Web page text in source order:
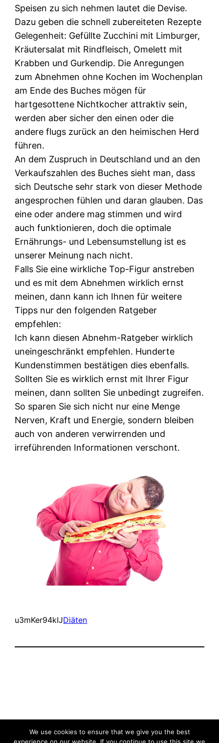
Speisen zu sich nehmen lautet die Devise.
Dazu geben die schnell zubereiteten Rezepte
Gelegenheit: Gefüllte Zucchini mit Limburger,
Kräutersalat mit Rindfleisch, Omelett mit
Krabben und Gurkendip. Die Anregungen
zum Abnehmen ohne Kochen im Wochenplan
am Ende des Buches mögen für
hartgesottene Nichtkocher attraktiv sein,
werden aber sicher den einen oder die
andere flugs zurück an den heimischen Herd
führen.
An dem Zuspruch in Deutschland und an den
Verkaufszahlen des Buches sieht man, dass
sich Deutsche sehr stark von dieser Methode
angesprochen fühlen und daran glauben. Das
eine oder andere mag stimmen und wird
auch funktionieren, doch die optimale
Ernährungs- und Lebensumstellung ist es
unserer Meinung nach nicht.
Falls Sie eine wirkliche Top-Figur anstreben
und es mit dem Abnehmen wirklich ernst
meinen, dann kann ich Ihnen für weitere
Tipps nur den folgenden Ratgeber
empfehlen:
Ich kann diesen Abnehm-Ratgeber wirklich
uneingeschränkt empfehlen. Hunderte
Kundenstimmen bestätigen dies ebenfalls.
Sollten Sie es wirklich ernst mit Ihrer Figur
meinen, dann sollten Sie unbedingt zugreifen.
So sparen Sie sich nicht nur eine Menge
Nerven, Kraft und Energie, sondern bleiben
auch von anderen verwirrenden und
irreführenden Informationen verschont.
u3mKer94kIJDiäten
Wie soll ich Stolz präsentiert vonWordPress
We use cookies to ensure that we give you the best